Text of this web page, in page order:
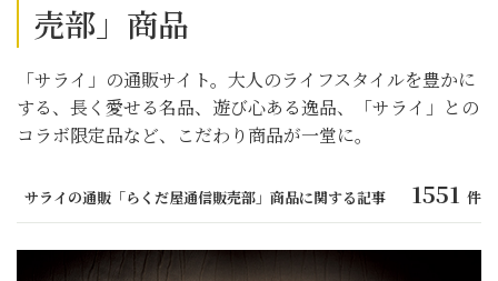
売部」商品
「サライ」の通販サイト。大人のライフスタイルを豊かに
する、長く愛せる名品、遊び心ある逸品、「サライ」との
コラボ限定品など、こだわり商品が一堂に。
サライの通販「らくだ屋通信販売部」商品に関する記事 1551 件